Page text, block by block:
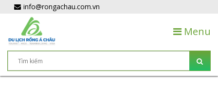
info@rongachau.com.vn
Menu